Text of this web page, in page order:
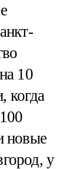
10
когда
новые
у